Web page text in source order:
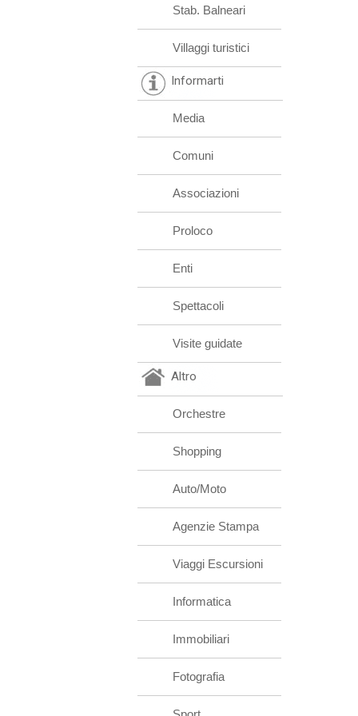
Stab. Balneari
Villaggi turistici
Informarti
Media
Comuni
Associazioni
Proloco
Enti
Spettacoli
Visite guidate
Altro
Orchestre
Shopping
Auto/Moto
Agenzie Stampa
Viaggi Escursioni
Informatica
Immobiliari
Fotografia